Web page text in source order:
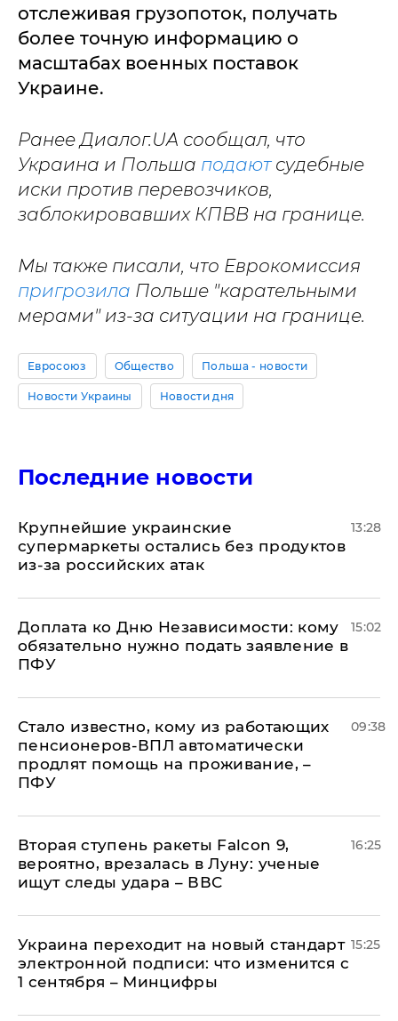
отслеживая грузопоток, получать
более точную информацию о
масштабах военных поставок
Украине.
Ранее Диалог.UA сообщал, что
Украина и Польша подаютсудебные
иски против перевозчиков,
заблокировавших КПВВ на границе.
Мы также писали, что Еврокомиссия
пригрозила Польше "карательными
мерами" из-за ситуации на границе.
Евросоюз Общество Польша - новости
Новости Украины Новости дня
Последние новости
Крупнейшие украинские
супермаркеты остались без продуктов
из-за российских атак
13:28
Доплата ко Дню Независимости: кому
обязательно нужно подать заявление в
ПФУ
15:02
Стало известно, кому из работающих
пенсионеров-ВПЛ автоматически
продлят помощь на проживание, –
ПФУ
09:38
Вторая ступень ракеты Falcon 9,
вероятно, врезалась в Луну: ученые
ищут следы удара – ВВС
16:25
Украина переходит на новый стандарт
электронной подписи: что изменится с
1 сентября – Минцифры
15:25